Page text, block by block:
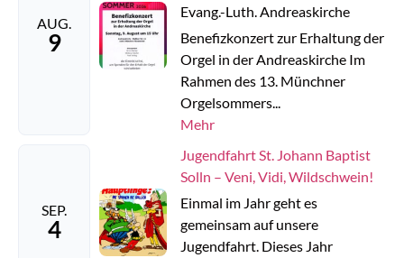
AUG.
9
Evang.-Luth. Andreaskirche
Benefizkonzert zur Erhaltung der
Orgel in der Andreaskirche Im
Rahmen des 13. Münchner
Orgelsommers...
Mehr
SEP.
4
Jugendfahrt St. Johann Baptist
Solln – Veni, Vidi, Wildschwein!
Einmal im Jahr geht es
gemeinsam auf unsere
Jugendfahrt. Dieses Jahr